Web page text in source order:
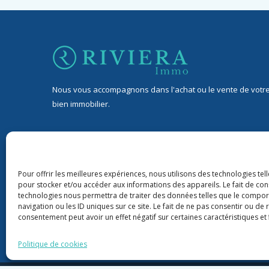
Pour offrir les meilleures expériences, nous utilisons des technologies
pour stocker et/ou accéder aux informations des appareils. Le fait de
technologies nous permettra de traiter des données telles que le
navigation ou les ID uniques sur ce site. Le fait de ne pas consentir ou de
consentement peut avoir un effet négatif sur certaines caractéristiques et
Politique de cookies
Nous vous accompagnons dans l'achat ou le vente de votre
bien immobilier.
9 rond-point Duboys d’Angers, 06400 Cannes
+33 06 76 88 43 22
riviera06immo@gmail.com